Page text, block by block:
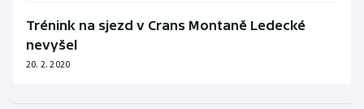
Trénink na sjezd v Crans Montaně Ledecké
nevyšel
20. 2. 2020